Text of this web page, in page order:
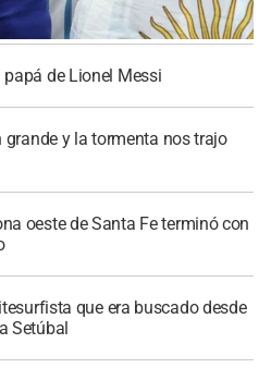
de Lionel Messi
grande y la tormenta nos trajo
oeste de Santa Fe terminó con
que era buscado desde
Setúbal